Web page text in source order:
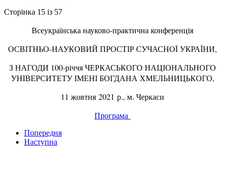
Сторінка 15 із 57
Всеукраїнська науково-практична конференція
ОСВІТНЬО-НАУКОВИЙ ПРОСТІР СУЧАСНОЇ УКРАЇНИ,
З НАГОДИ 100-річчя ЧЕРКАСЬКОГО НАЦІОНАЛЬНОГО
УНІВЕРСИТЕТУ ІМЕНІ БОГДАНА ХМЕЛЬНИЦЬКОГО,
11 жовтня 2021 р., м. Черкаси
Програма
Попередня
Наступна